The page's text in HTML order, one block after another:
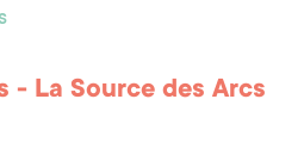
- La Source des Arcs